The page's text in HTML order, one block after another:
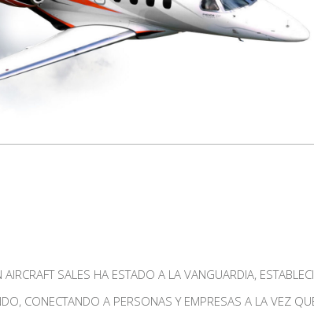
SALES HA ESTADO A LA VANGUARDIA,
CONECTANDO A PERSONAS Y EMPRESAS A LA VEZ